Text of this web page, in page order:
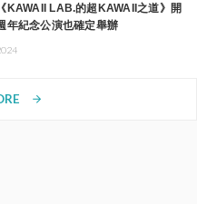
KAWAII LAB.的超KAWAII之道》開
年紀念公演也確定舉辦
arrow_forward